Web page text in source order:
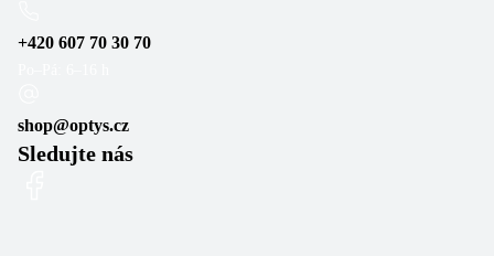
+420 607 70 30 70
shop@optys.cz
Sledujte nás